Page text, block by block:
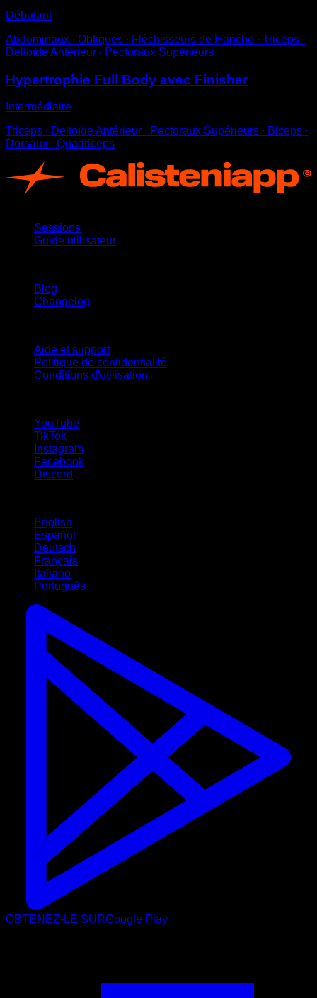
Débutant
Abdominaux ∙ Obliques ∙ Fléchisseurs de Hanche ∙ Triceps ∙
Deltoïde Antérieur ∙ Pectoraux Supérieurs
Hypertrophie Full Body avec Finisher
Intermédiaire
Triceps ∙ Deltoïde Antérieur ∙ Pectoraux Supérieurs ∙ Biceps ∙
Dorsaux ∙ Quadriceps
Sessions
Guide utilisateur
Blog
Changelog
Aide et support
Politique de confidentialité
Conditions d'utilisation
YouTube
TikTok
Instagram
Facebook
Discord
English
Español
Deutsch
Français
Italiano
Português
OBTENEZ-LE SURGoogle Play